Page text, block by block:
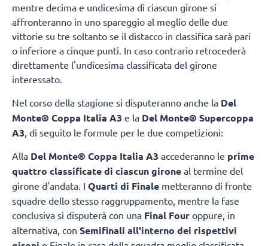
mentre decima e undicesima di ciascun girone si
affronteranno in uno spareggio al meglio delle due
vittorie su tre soltanto se il distacco in classifica sarà pari
o inferiore a cinque punti. In caso contrario retrocederà
direttamente l'undicesima classificata del girone
interessato.
Nel corso della stagione si disputeranno anche la Del
Monte® Coppa Italia A3 e la Del Monte® Supercoppa
A3 , di seguito le formule per le due competizioni:
Alla Del Monte® Coppa Italia A3 accederanno le prime
quattro classificate di ciascun girone al termine del
girone d'andata. I Quarti di Finale metteranno di fronte
squadre dello stesso raggruppamento, mentre la fase
conclusiva si disputerà con una Final Four oppure, in
alternativa, con Semifinali all'interno dei rispettivi